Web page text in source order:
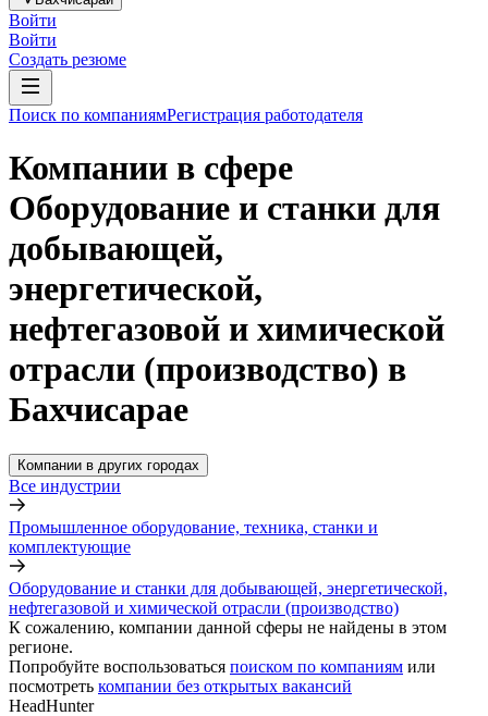
Войти
Войти
Создать резюме
Поиск по компаниямРегистрация работодателя
Компании в сфере
Оборудование и станки для
добывающей,
энергетической,
нефтегазовой и химической
отрасли (производство) в
Бахчисарае
Компании в других городах
Все индустрии
Промышленное оборудование, техника, станки и
комплектующие
Оборудование и станки для добывающей, энергетической,
нефтегазовой и химической отрасли (производство)
К сожалению, компании данной сферы не найдены в этом
регионе.
Попробуйте воспользоваться поиском по компаниям или
посмотреть компании без открытых вакансий
HeadHunter